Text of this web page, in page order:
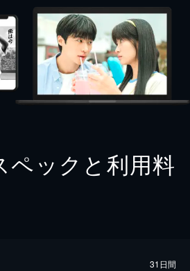
ペックと利用料
31日間